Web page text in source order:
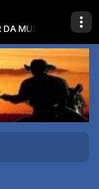
SERTANEJA com